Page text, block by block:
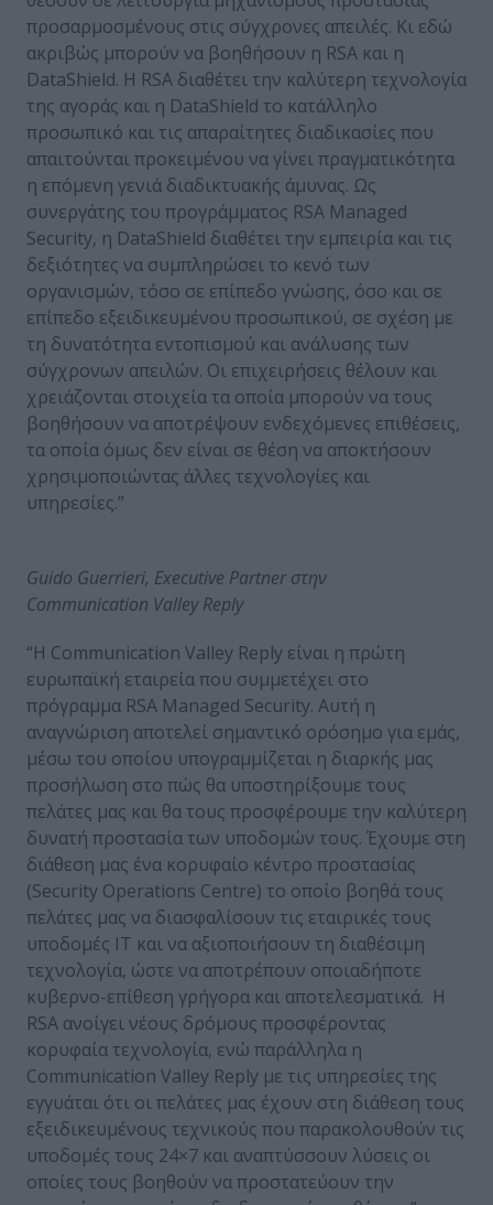
προσαρμοσμένους στις σύγχρονες απειλές. Κι εδώ
ακριβώς μπορούν να βοηθήσουν η RSA και η
DataShield. Η RSA διαθέτει την καλύτερη τεχνολογία
της αγοράς και η DataShield το κατάλληλο
προσωπικό και τις απαραίτητες διαδικασίες που
απαιτούνται προκειμένου να γίνει πραγματικότητα
η επόμενη γενιά διαδικτυακής άμυνας. Ως
συνεργάτης του προγράμματος RSA Managed
Security, η DataShield διαθέτει την εμπειρία και τις
δεξιότητες να συμπληρώσει το κενό των
οργανισμών, τόσο σε επίπεδο γνώσης, όσο και σε
επίπεδο εξειδικευμένου προσωπικού, σε σχέση με
τη δυνατότητα εντοπισμού και ανάλυσης των
σύγχρονων απειλών. Οι επιχειρήσεις θέλουν και
χρειάζονται στοιχεία τα οποία μπορούν να τους
βοηθήσουν να αποτρέψουν ενδεχόμενες επιθέσεις,
τα οποία όμως δεν είναι σε θέση να αποκτήσουν
χρησιμοποιώντας άλλες τεχνολογίες και
υπηρεσίες.”
Guido Guerrieri, Executive Partnerστην
Communication ValleyReply
“Η Communication Valley Reply είναι η πρώτη
ευρωπαϊκή εταιρεία που συμμετέχει στο
πρόγραμμα RSA Managed Security. Αυτή η
αναγνώριση αποτελεί σημαντικό ορόσημο για εμάς,
μέσω του οποίου υπογραμμίζεται η διαρκής μας
προσήλωση στο πώς θα υποστηρίξουμε τους
πελάτες μας και θα τους προσφέρουμε την καλύτερη
δυνατή προστασία των υποδομών τους. Έχουμε στη
διάθεση μας ένα κορυφαίο κέντρο προστασίας
(Security Operations Centre) το οποίο βοηθά τους
πελάτες μας να διασφαλίσουν τις εταιρικές τους
υποδομές ΙΤ και να αξιοποιήσουν τη διαθέσιμη
τεχνολογία, ώστε να αποτρέπουν οποιαδήποτε
κυβερνο-επίθεση γρήγορα και αποτελεσματικά. Η
RSA ανοίγει νέους δρόμους προσφέροντας
κορυφαία τεχνολογία, ενώ παράλληλα η
Communication Valley Reply με τις υπηρεσίες της
εγγυάται ότι οι πελάτες μας έχουν στη διάθεση τους
εξειδικευμένους τεχνικούς που παρακολουθούν τις
υποδομές τους 24×7 και αναπτύσσουν λύσεις οι
οποίες τους βοηθούν να προστατεύουν την